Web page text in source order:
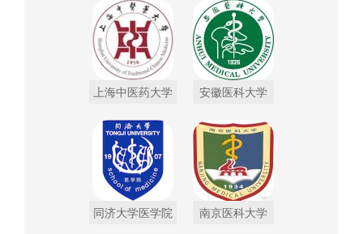
上海中医药大学 安徽医科大学
同济大学医学院 南京医科大学